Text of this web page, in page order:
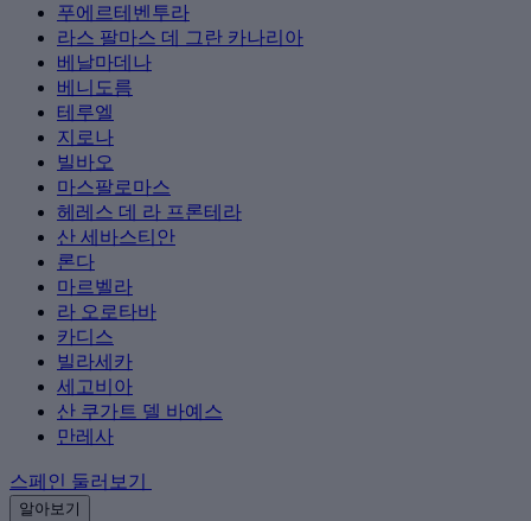
푸에르테벤투라
라스 팔마스 데 그란 카나리아
베날마데나
베니도름
테루엘
지로나
빌바오
마스팔로마스
헤레스 데 라 프론테라
산 세바스티안
론다
마르벨라
라 오로타바
카디스
빌라세카
세고비아
산 쿠가트 델 바예스
만레사
스페인 둘러보기
알아보기